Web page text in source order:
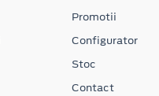
Promotii
Configurator
Stoc
Contact